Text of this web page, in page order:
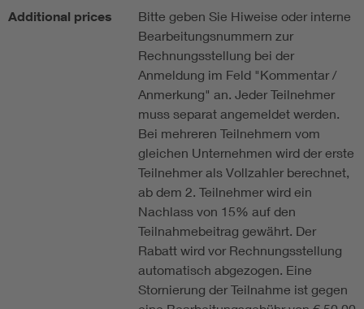
Additional prices
Bitte geben Sie Hiweise oder interne
Bearbeitungsnummern zur
Rechnungsstellung bei der
Anmeldung im Feld "Kommentar /
Anmerkung" an. Jeder Teilnehmer
muss separat angemeldet werden.
Bei mehreren Teilnehmern vom
gleichen Unternehmen wird der erste
Teilnehmer als Vollzahler berechnet,
ab dem 2. Teilnehmer wird ein
Nachlass von 15% auf den
Teilnahmebeitrag gewährt. Der
Rabatt wird vor Rechnungsstellung
automatisch abgezogen. Eine
Stornierung der Teilnahme ist gegen